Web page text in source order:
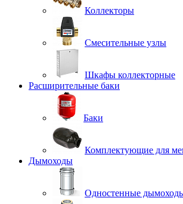
Коллекторы
Смесительные узлы
Шкафы коллекторные
Расширительные баки
Баки
Комплектующие для
Дымоходы
Одностенные